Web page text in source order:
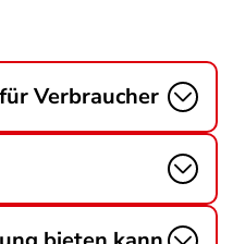
Verbraucher